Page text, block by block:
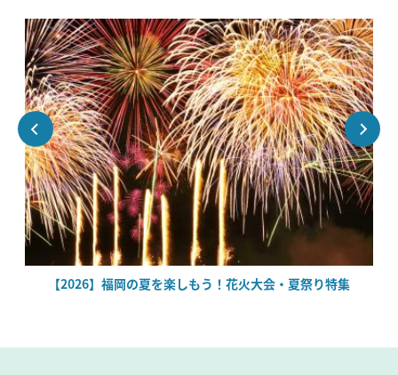
【2026】福岡の夏を楽しもう！花火大会・夏祭り特集